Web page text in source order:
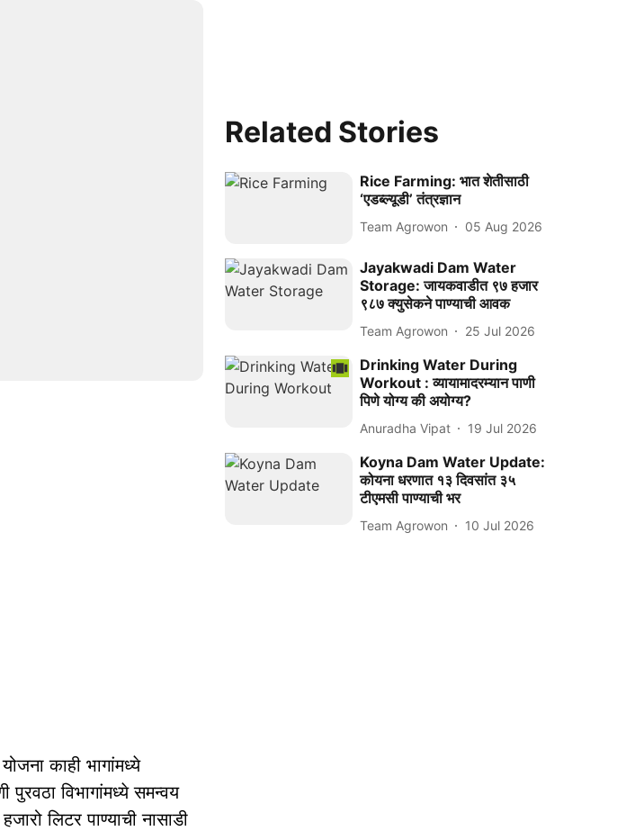
काही भागांमध्ये
पुरवठा विभागांमध्ये समन्वय
लिटर पाण्याची नासाडी
Related Stories
Rice Farming: भात शेतीसाठी
‘एडब्ल्यूडी’ तंत्रज्ञान
Team Agrowon 05 Aug 2026
Jayakwadi Dam Water
Storage: जायकवाडीत ९७ हजार
९८७ क्युसेकने पाण्याची आवक
Team Agrowon 25 Jul 2026
Drinking Water During
Workout : व्यायामादरम्यान पाणी
पिणे योग्य की अयोग्य?
Anuradha Vipat 19 Jul 2026
Koyna Dam Water Update:
कोयना धरणात १३ दिवसांत ३५
टीएमसी पाण्याची भर
Team Agrowon 10 Jul 2026